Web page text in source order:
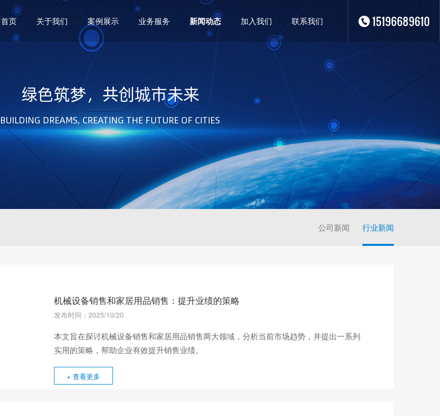
首页 关于我们 案例展示 业务服务 新闻动态 加入我们 联系我们 15196689610
绿色筑梦，共创城市未来
BUILDING DREAMS, CREATING THE FUTURE OF CITIES
公司新闻 行业新闻
机械设备销售和家居用品销售：提升业绩的策略
发布时间：2025/10/20
本文旨在探讨机械设备销售和家居用品销售两大领域，分析当前市场趋势，并提出一系列
实用的策略，帮助企业有效提升销售业绩。
+ 查看更多